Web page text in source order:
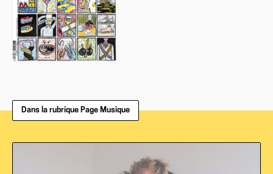
Dans la rubrique Page Musique